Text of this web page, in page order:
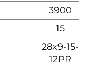
3900
15
28x9-15-
12PR